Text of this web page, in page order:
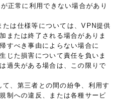
正常に利用できない場合があり
は仕様等については、VPN提供
または終了される場合がありま
すべき事由によらない場合に
じた損害について責任を負いま
過失がある場合は、この限りで
、第三者との間の紛争、利用す
制への違反、または各種サービ